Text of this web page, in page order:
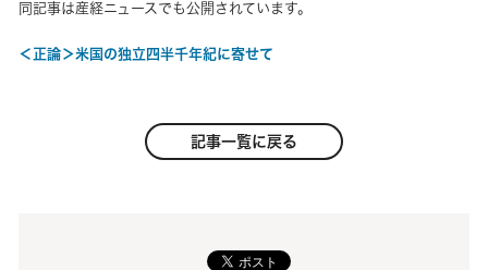
同記事は産経ニュースでも公開されています。
＜正論＞米国の独立四半千年紀に寄せて
記事一覧に戻る